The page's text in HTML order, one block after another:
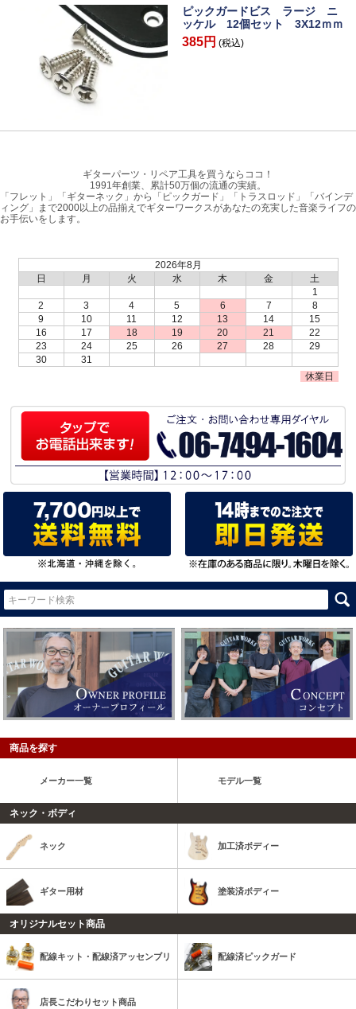
ピックガードビス ラージ ニ
ッケル 12個セット 3X12ｍｍ
385円 (税込)
ギターパーツ・リペア工具を買うならココ！
1991年創業、累計50万個の流通の実績。
「フレット」「ギターネック」から「ピックガード」「トラスロッド」「バインデ
ィング」まで2000以上の品揃えでギターワークスがあなたの充実した音楽ライフの
お手伝いをします。
2026年8月
日
月 火 水 木 金
土
1
2
3 4 5 6 7
8
9
10 11 12 13 14
15
16
17 18 19 20 21
22
23
24 25 26 27 28
29
30
31
休業日
商品を探す
メーカー一覧 モデル一覧
ネック・ボディ
ネック 加工済ボディー
ギター用材 塗装済ボディー
オリジナルセット商品
配線キット・配線済アッセンブリ 配線済ピックガード
店長こだわりセット商品